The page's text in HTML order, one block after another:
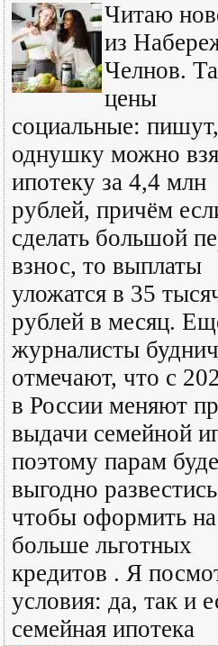
Читаю
из
Челнов.
цены
социальные:
однушку можно
ипотеку за 4,4 млн
рублей, причём
сделать большой
взнос, то выплаты
уложатся в 35
рублей в месяц.
журналисты
отмечают, что с
в России меняют
выдачи семейной
поэтому парам
выгодно
чтобы оформить на
больше льготных
кредитов . Я
условия: да, так и
семейная ипотека